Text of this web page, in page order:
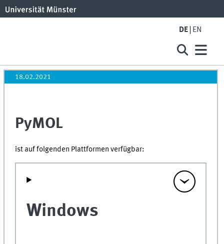
DE EN
18.02.2021
PyMOL
ist auf folgenden Plattformen verfügbar:
Windows